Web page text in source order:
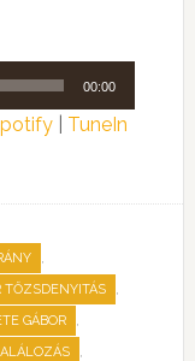
00:00
| TuneIn
,
TŐZSDENYITÁS ,
GÁBOR ,
,